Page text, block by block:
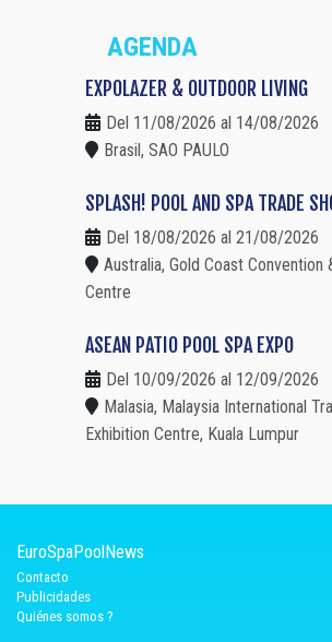
AGENDA
EXPOLAZER & OUTDOOR LIVING
Del 11/08/2026 al 14/08/2026
Brasil, SAO PAULO
SPLASH! POOL AND SPA TRADE
Del 18/08/2026 al 21/08/2026
Australia, Gold Coast Convention
Centre
ASEAN PATIO POOL SPA EXPO
Del 10/09/2026 al 12/09/2026
Malasia, Malaysia International
Exhibition Centre, Kuala Lumpur
EuroSpaPoolNews
Contacto
Publicidades
Quiénes somos ?